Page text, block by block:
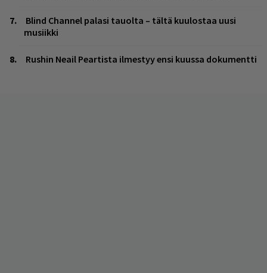
Blind Channel palasi tauolta – tältä kuulostaa uusi
musiikki
Rushin Neail Peartista ilmestyy ensi kuussa dokumentti